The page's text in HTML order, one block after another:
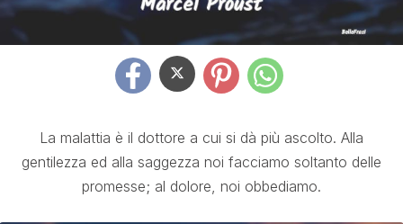
La malattia è il dottore a cui si dà più ascolto. Alla
gentilezza ed alla saggezza noi facciamo soltanto delle
promesse; al dolore, noi obbediamo.